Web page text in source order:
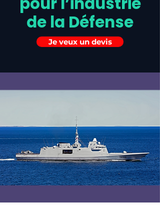
de la Défense
Je veux un devis